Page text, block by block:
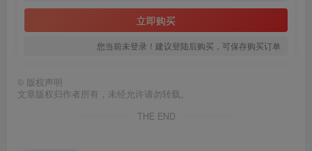
立即购买
您当前未登录！建议登陆后购买，可保存购买订单
© 版权声明
文章版权归作者所有，未经允许请勿转载。
THE END